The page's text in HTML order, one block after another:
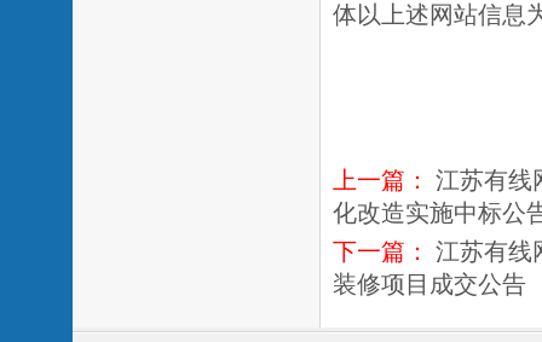
体以上述网站信息
上一篇：
江苏有线
化改造实施中标公
下一篇：
江苏有线
装修项目成交公告